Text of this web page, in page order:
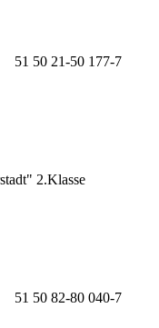
51 50 21-50 177-7
2.Klasse
51 50 82-80 040-7